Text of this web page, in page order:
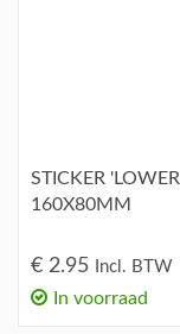
STICKER
160X80MM
€ 2.95 Incl. BTW
In voorraad